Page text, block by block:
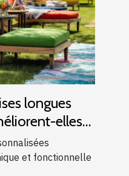
longues
elles
et fonctionnelle